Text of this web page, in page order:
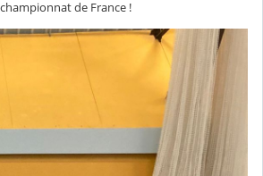
de France !